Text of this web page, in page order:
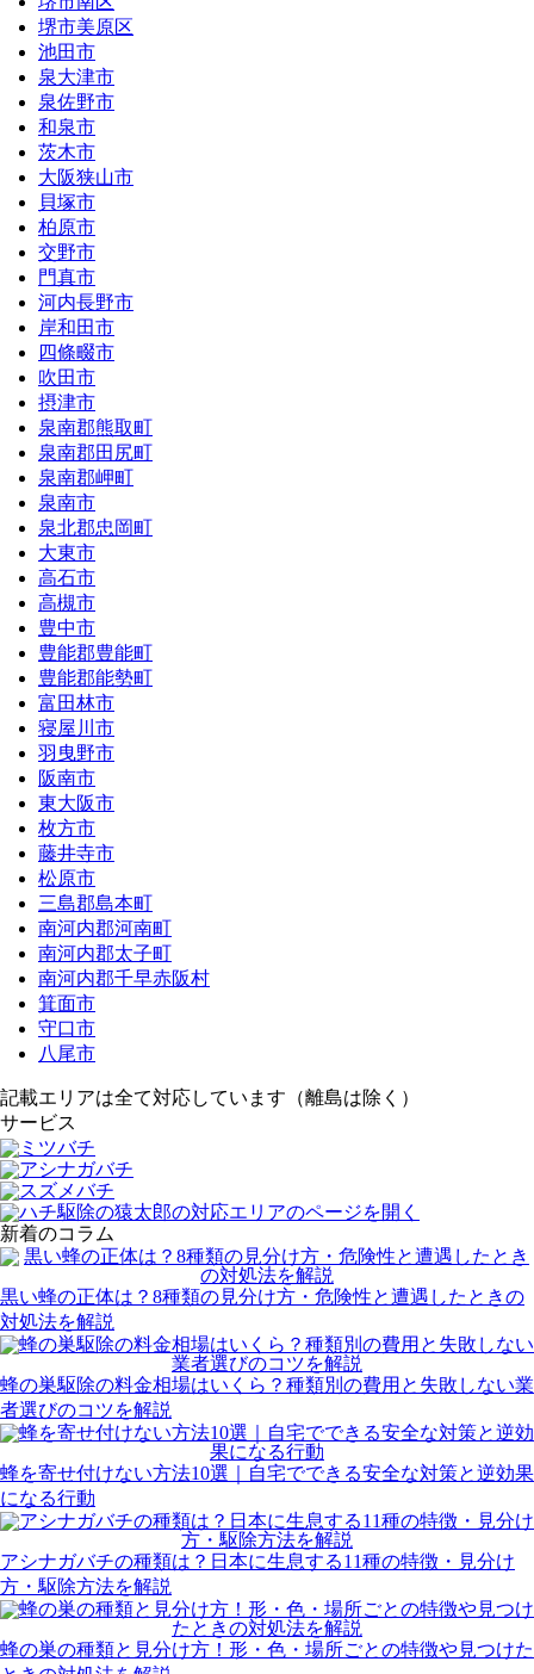
堺市美原区
池田市
泉大津市
泉佐野市
和泉市
茨木市
大阪狭山市
貝塚市
柏原市
交野市
門真市
河内長野市
岸和田市
四條畷市
吹田市
摂津市
泉南郡熊取町
泉南郡田尻町
泉南郡岬町
泉南市
泉北郡忠岡町
大東市
高石市
高槻市
豊中市
豊能郡豊能町
豊能郡能勢町
富田林市
寝屋川市
羽曳野市
阪南市
東大阪市
枚方市
藤井寺市
松原市
三島郡島本町
南河内郡河南町
南河内郡太子町
南河内郡千早赤阪村
箕面市
守口市
八尾市
記載エリアは全て対応しています（離島は除く）
サービス
新着のコラム
黒い蜂の正体は？8種類の見分け方・危険性と遭遇したときの
対処法を解説
蜂の巣駆除の料金相場はいくら？種類別の費用と失敗しない業
者選びのコツを解説
蜂を寄せ付けない方法10選｜自宅でできる安全な対策と逆効果
になる行動
アシナガバチの種類は？日本に生息する11種の特徴・見分け
方・駆除方法を解説
蜂の巣の種類と見分け方！形・色・場所ごとの特徴や見つけた